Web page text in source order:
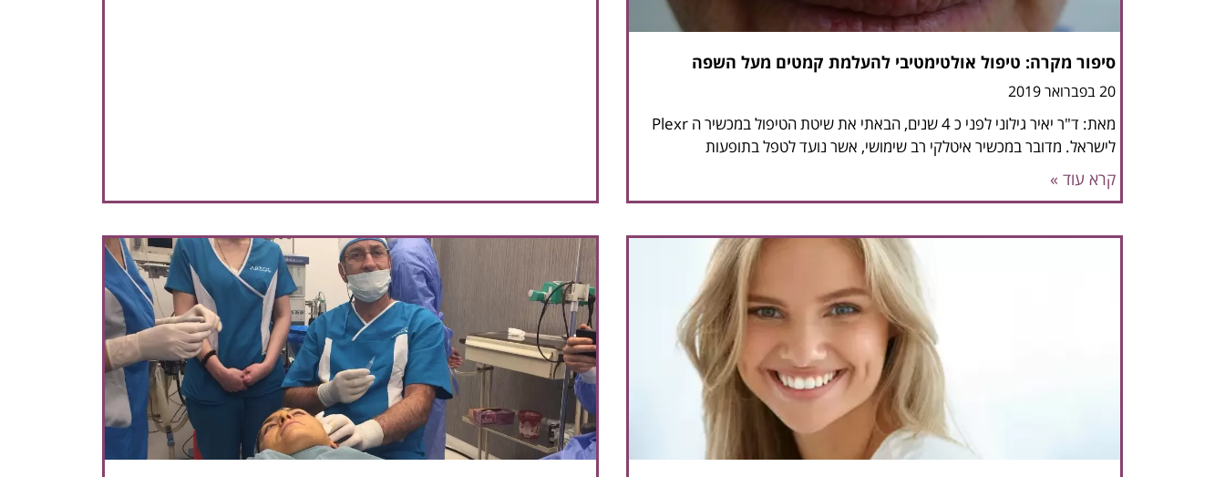
סיפור מקרה: טיפול אולטימטיבי להעלמת קמטים מעל השפה
20 בפברואר 2019
מאת: ד"ר יאיר גילוני לפני כ 4 שנים, הבאתי את שיטת הטיפול במכשיר ה Plexr
לישראל. מדובר במכשיר איטלקי רב שימושי, אשר נועד לטפל בתופעות
קרא עוד »